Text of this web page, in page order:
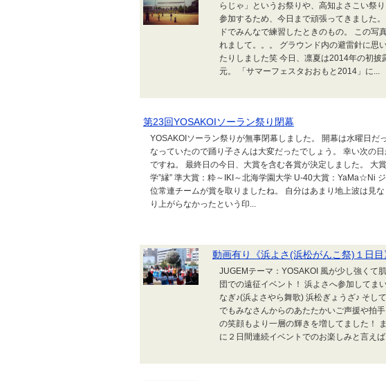
らじゃ」というお祭りや、高知よさこい祭
参加するため、今日まで頑張ってきました
ドでみんなで練習したときのもの。 この写
れまして。。。 グラウンド内の避雷針に思
たりしました笑 今日、凛夏は2014年の初
元。 「サマーフェスタおおもと2014」に...
第23回YOSAKOIソーラン祭り閉幕
YOSAKOIソーラン祭りが無事閉幕しました。 開幕は水曜日だ
なっていたので踊り子さんは大変だったでしょう。 幸い次の
ですね。 最終日の今日、大賞を含む各賞が決定しました。 大
学”縁” 準大賞：粋～IKI～北海学園大学 U-40大賞：YaMa☆Ni
位常連チームが賞を取りましたね。 自分はあまり地上波は見
り上がらなかったという印...
動画有り《浜よさ(浜松がんこ祭)１日目
JUGEMテーマ：YOSAKOI 風が少し強くて
団での遠征イベント！ 浜よさへ参加してま
なぎ♪(浜よさやら舞歌) 浜松ぎょうざ♪ そし
でもみなさんからのあたたかいご声援や拍
の笑顔もより一層の輝きを増してました！
に２日間連続イベントでのお楽しみと言え